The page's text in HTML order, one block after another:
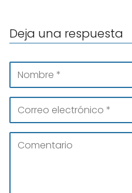
Deja una respuesta